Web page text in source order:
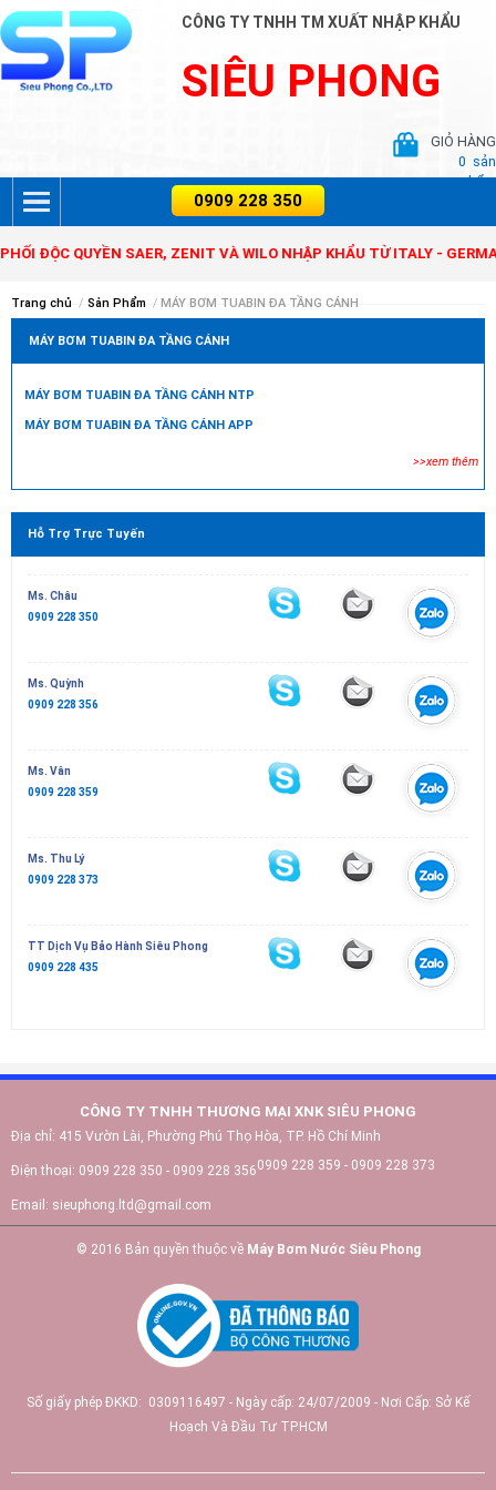
CÔNG TY TNHH TM XUẤT NHẬP KHẨU
SIÊU PHONG
GIỎ HÀNG
0 sản
phẩm
ĐỘC QUYỀN SAER, ZENIT VÀ WILO NHẬP KHẨU TỪ ITALY -
Trang chủ / Sản Phẩm / MÁY BƠM TUABIN ĐA TẦNG CÁNH
MÁY BƠM TUABIN ĐA TẦNG CÁNH
MÁY BƠM TUABIN ĐA TẦNG CÁNH NTP
MÁY BƠM TUABIN ĐA TẦNG CÁNH APP
>>xem thêm
Hỗ Trợ Trực Tuyến
Ms. Châu
0909 228 350
Ms. Quỳnh
0909 228 356
Ms. Vân
0909 228 359
Ms. Thu Lý
0909 228 373
TT Dịch Vụ Bảo Hành Siêu Phong
0909 228 435
CÔNG TY TNHH THƯƠNG MẠI XNK SIÊU PHONG
Địa chỉ: 415 Vườn Lài, Phường Phú Thọ Hòa, TP. Hồ Chí Minh
Điện thoại: 0909 228 350 - 0909 228 3560909 228 359 - 0909 228 373
Email: sieuphong.ltd@gmail.com
© 2016 Bản quyền thuộc về Máy Bơm Nước Siêu Phong
Số giấy phép ĐKKD: 0309116497 - Ngày cấp: 24/07/2009 - Nơi Cấp: Sở Kế
Hoạch Và Đầu Tư TP.HCM